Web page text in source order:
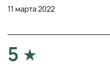
11 марта 2022
5